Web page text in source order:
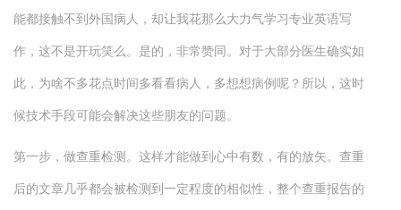
能都接触不到外国病人，却让我花那么大力气学习专业英语写
作，这不是开玩笑么。是的，非常赞同。对于大部分医生确实如
此，为啥不多花点时间多看看病人，多想想病例呢？所以，这时
候技术手段可能会解决这些朋友的问题。
第一步，做查重检测。这样才能做到心中有数，有的放矢。查重
后的文章几乎都会被检测到一定程度的相似性，整个查重报告的